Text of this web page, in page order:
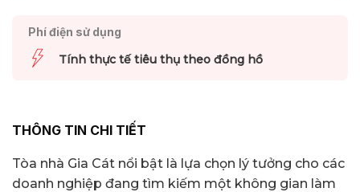
Phí điện sử dụng
Tính thực tế tiêu thụ theo đồng hồ
THÔNG TIN CHI TIẾT
Tòa nhà Gia Cát nổi bật là lựa chọn lý tưởng cho các
doanh nghiệp đang tìm kiếm một không gian làm